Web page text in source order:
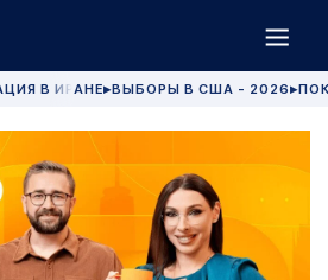
В ИРАНЕ▶ВЫБОРЫ В США - 2026 ▶